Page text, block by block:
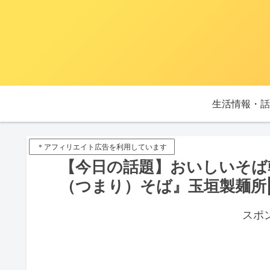
生活情報・
＊アフィリエイト広告を利用しています
【今日の話題】おいしいそ
（つまり）そば』玉垣製麺
スポ